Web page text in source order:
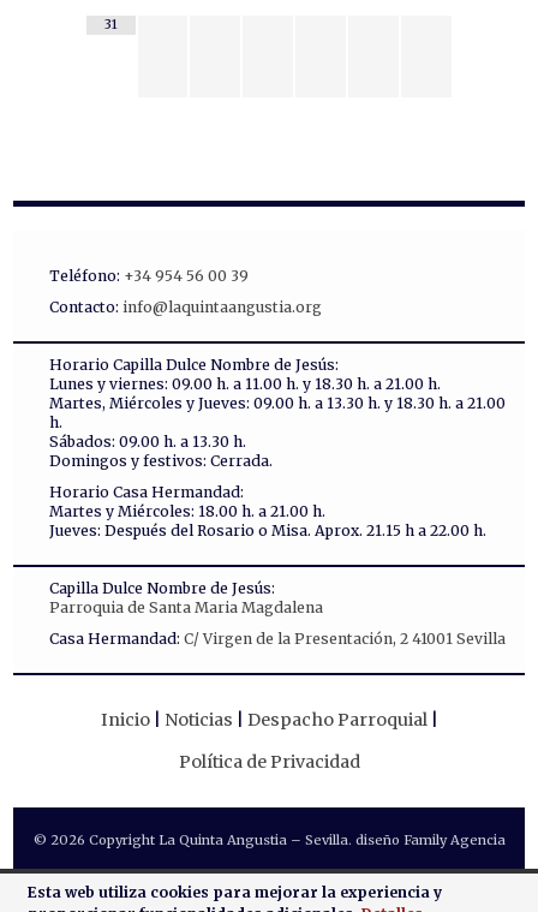
31
Teléfono: +34 954 56 00 39
Contacto: info@laquintaangustia.org
Horario Capilla Dulce Nombre de Jesús:
Lunes y viernes: 09.00 h. a 11.00 h. y 18.30 h. a 21.00 h.
Martes, Miércoles y Jueves: 09.00 h. a 13.30 h. y 18.30 h. a 21.00
h.
Sábados: 09.00 h. a 13.30 h.
Domingos y festivos: Cerrada.
Horario Casa Hermandad:
Martes y Miércoles: 18.00 h. a 21.00 h.
Jueves: Después del Rosario o Misa. Aprox. 21.15 h a 22.00 h.
Capilla Dulce Nombre de Jesús:
Parroquia de Santa Maria Magdalena
Casa Hermandad: C/ Virgen de la Presentación, 2 41001 Sevilla
Inicio Noticias
Despacho Parroquial
Política de Privacidad
© 2026 Copyright La Quinta Angustia – Sevilla. diseño Family Agencia
Esta web utiliza cookies para mejorar la experiencia y